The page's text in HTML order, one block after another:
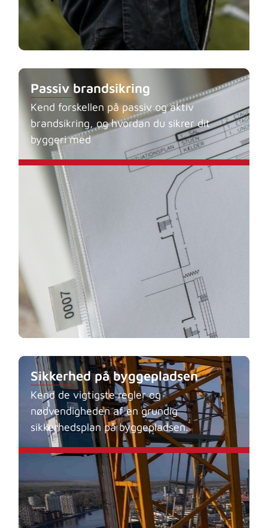
Passiv brandsikring
Kend forskellen på passiv og aktiv
brandsikring, og hvordan du sikrer dit
byggeri med
Sikkerhed på byggepladsen
Kend de vigtigste regler og
nødvendigheden af en grundig
sikkerhedsplan på byggepladsen.